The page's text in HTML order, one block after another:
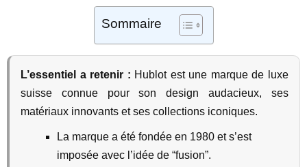
Sommaire
L’essentiel a retenir : Hublot est une marque de luxe
suisse connue pour son design audacieux, ses
matériaux innovants et ses collections iconiques.
La marque a été fondée en 1980 et s’est
imposée avec l’idée de “fusion”.